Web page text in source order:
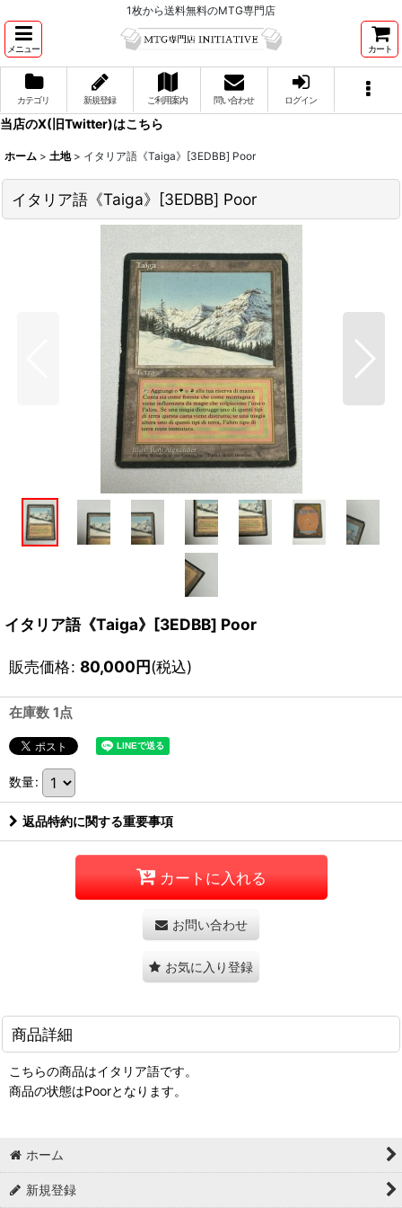
1枚から送料無料のMTG専門店
メニュー カート
カテゴリ 新規登録 ご利用案内 問い合わせ ログイン
当店のX(旧Twitter)はこちら
ホーム > 土地 > イタリア語《Taiga》[3EDBB] Poor
イタリア語《Taiga》[3EDBB] Poor
イタリア語《Taiga》[3EDBB] Poor
販売価格: 80,000円(税込)
在庫数 1点
数量:
返品特約に関する重要事項
カートに入れる
お問い合わせ
お気に入り登録
商品詳細
こちらの商品はイタリア語です。
商品の状態はPoorとなります。
ホーム
新規登録